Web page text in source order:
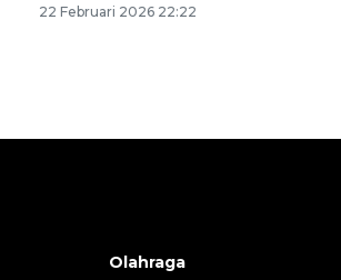
22 Februari 2026 22:22
Olahraga